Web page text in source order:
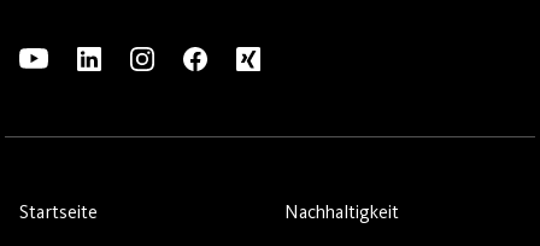
Startseite
Nachhaltigkeit